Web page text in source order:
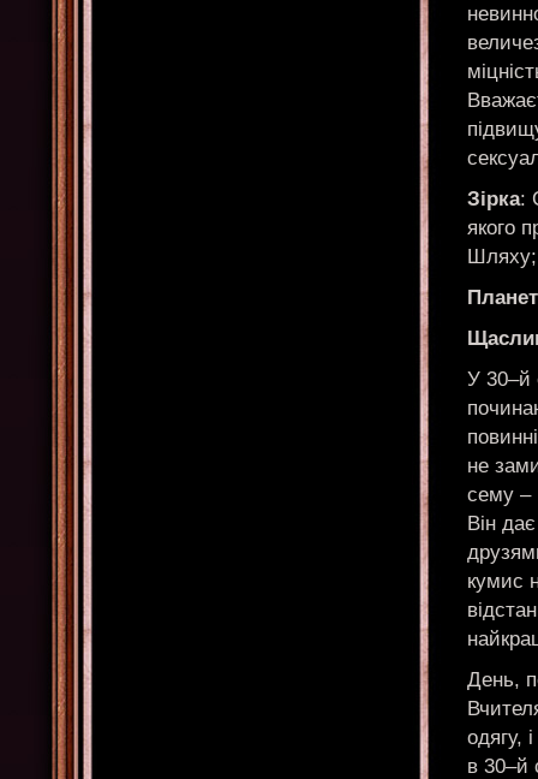
Зірка:
якого
Шляху;
У 30–й
не
сему –
Він
кумис
День,
одягу,
в 30–й